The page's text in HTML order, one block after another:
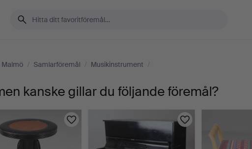
Malmö / Samlarföremål / Musikinstrument /
kanske gillar du följande föremål?